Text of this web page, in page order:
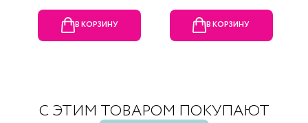
В КОРЗИНУ В КОРЗИНУ
С ЭТИМ ТОВАРОМ ПОКУПАЮТ